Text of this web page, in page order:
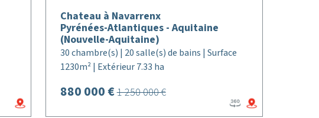
Chateau à Navarrenx
Pyrénées-Atlantiques - Aquitaine
(Nouvelle-Aquitaine)
30 chambre(s) | 20 salle(s) de bains | Surface
1230m² | Extérieur 7.33 ha
880 000 €1 250 000 €